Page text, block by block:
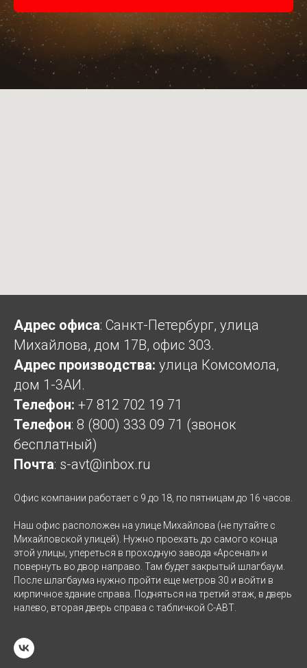
Адрес офиса: Санкт-Петербург, улица
Михайлова, дом 17В, офис 303.
Адрес производства: улица Комсомола,
дом 1-3АИ.
Телефон: +7 812 702 19 71
Телефон: 8 (800) 333 09 71 (звонок
бесплатный)
Почта: s-avt@inbox.ru
Офис компании работает с 9 до 18, по пятницам до 16 часов.
Наш офис расположен на улице Михайлова (не путайте с
Михайловской улицей). Нужно проехать до самого конца
этой улицы, упереться в проходную завода «Арсенал» и
повернуть во двор направо. Там будет закрытый шлагбаум.
После шлагбаума нужно пройти еще метров 30 и войти в
кирпичное здание справа. Подняться на третий этаж, в дверь
налево, вторая дверь справа с табличкой С-АВТ.